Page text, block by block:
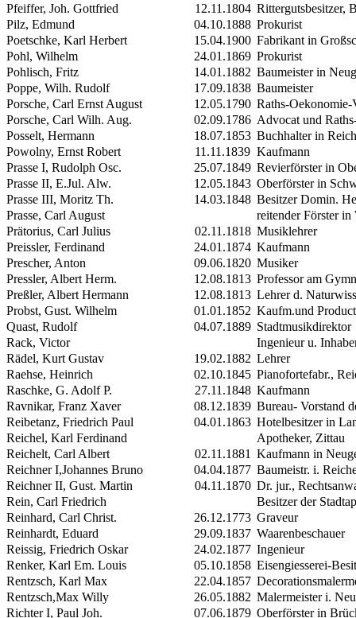
Pfeiffer, Joh. Gottfried
12.11.1804 Rittergutsbesitzer,
Pilz, Edmund
04.10.1888 Prokurist
Poetschke, Karl Herbert
15.04.1900 Fabrikant in
Pohl, Wilhelm
24.01.1869 Prokurist
Pohlisch, Fritz
14.01.1882 Baumeister in
Poppe, Wilh. Rudolf
17.09.1838 Baumeister
Porsche, Carl Ernst August
12.05.1790 Raths-Oekonomie-
Porsche, Carl Wilh. Aug.
02.09.1786 Advocat und
Posselt, Hermann
18.07.1853 Buchhalter in
Powolny, Ernst Robert
11.11.1839 Kaufmann
Prasse I, Rudolph Osc. 25.07.1849 Revierförster in
Prasse II, E.Jul. Alw. 12.05.1843 Oberförster in
Prasse III, Moritz Th. 14.03.1848 Besitzer Domin.
Prasse, Carl August
reitender Förster
Prätorius, Carl Julius
02.11.1818 Musiklehrer
Preissler, Ferdinand
24.01.1874 Kaufmann
Prescher, Anton
09.06.1820 Musiker
Pressler, Albert Herm.
12.08.1813 Professor am
Preßler, Albert Hermann
12.08.1813 Lehrer d.
Probst, Gust. Wilhelm
01.01.1852 Kaufm.und
Quast, Rudolf
04.07.1889 Stadtmusikdirektor
Rack, Victor
Ingenieur u.
Rädel, Kurt Gustav
19.02.1882 Lehrer
Raehse, Heinrich
02.10.1845 Pianofortefabr.,
Raschke, G. Adolf P.
27.11.1848 Kaufmann
Ravnikar, Franz Xaver
08.12.1839 Bureau- Vorstand
Reibetanz, Friedrich Paul
04.01.1863 Hotelbesitzer in
Reichel, Karl Ferdinand
Apotheker, Zittau
Reichelt, Carl Albert
02.11.1881 Kaufmann in
ReichnerI,Johannes Bruno 04.04.1877 Baumeistr. i.
ReichnerII, Gust. Martin 04.11.1870 Dr. jur.,
Rein, Carl Friedrich
Besitzer der
Reinhard, Carl Christ.
26.12.1773 Graveur
Reinhardt, Eduard
29.09.1837 Waarenbeschauer
Reissig, Friedrich Oskar
24.02.1877 Ingenieur
Renker, Karl Em. Louis
05.10.1858 Eisengiesserei-
Rentzsch, Karl Max
22.04.1857
Rentzsch,Max Willy
26.05.1882 Malermeister i.
RichterI, Paul Joh. 07.06.1879 Oberförster in